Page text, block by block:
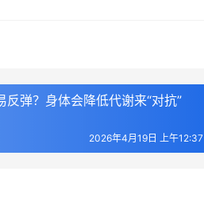
反弹？身体会降低代谢来“对抗”
2026年4月19日 上午12:37